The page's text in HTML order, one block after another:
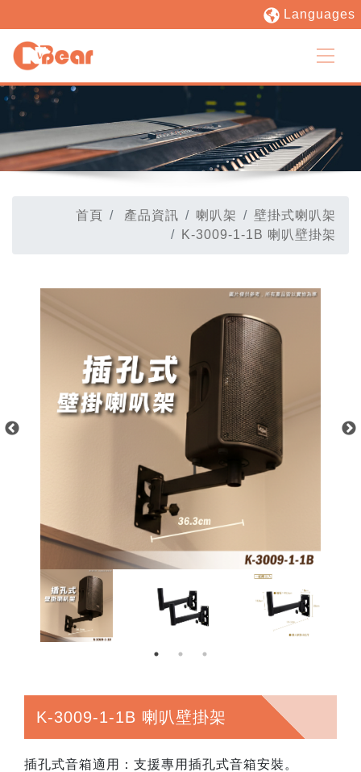
Languages
首頁 產品資訊 喇叭架
壁掛式喇叭架
K-3009-1-1B 喇叭壁掛架
K-3009-1-1B 喇叭壁掛架
插孔式音箱適用：支援專用插孔式音箱安裝。